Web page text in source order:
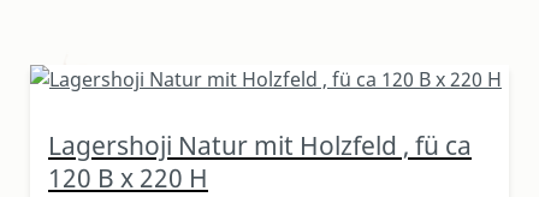
Lagershoji Natur mit Holzfeld , fü ca
120 B x 220 H